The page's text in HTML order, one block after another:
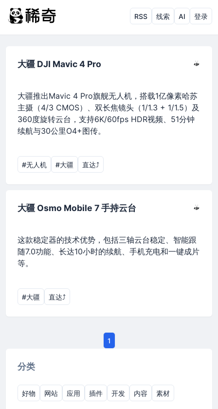
RSS 线索 AI 登录
分类
好物 网站 应用 插件 开发 内容 素材
大疆 DJI Mavic 4 Pro
大疆推出Mavic 4 Pro旗舰无人机，搭载1亿像素哈苏
主摄（4/3 CMOS）、双长焦镜头（1/1.3 + 1/1.5）及
360度旋转云台，支持6K/60fps HDR视频、51分钟
续航与30公里O4+图传。
#无人机 #大疆 直达⤴︎
大疆 Osmo Mobile 7 手持云台
这款稳定器的技术优势，包括三轴云台稳定、智能跟
随7.0功能、长达10小时的续航、手机充电和一键成片
等。
#大疆 直达⤴︎
1